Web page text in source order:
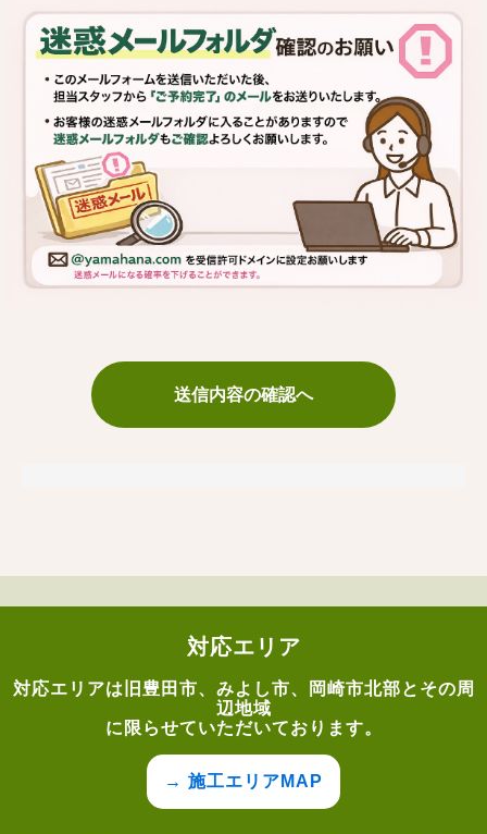
対応エリア
対応エリアは旧豊田市、みよし市、岡崎市北部とその周
辺地域
に限らせていただいております。
→ 施工エリアMAP